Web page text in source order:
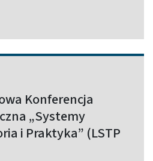
Konferencja
„Systemy
i Praktyka” (LSTP